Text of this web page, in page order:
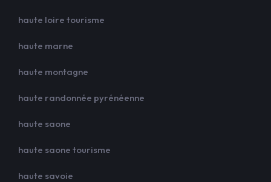
haute loire tourisme
haute marne
haute montagne
haute randonnée pyrénéenne
haute saone
haute saone tourisme
haute savoie